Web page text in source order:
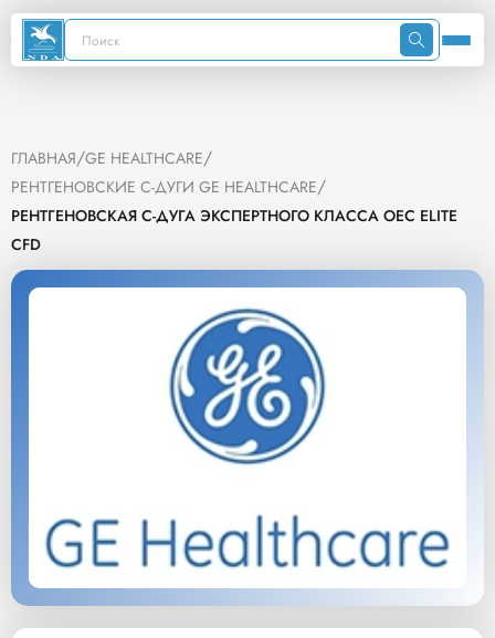
ГЛАВНАЯ/GE HEALTHCARE/
РЕНТГЕНОВСКИЕ С-ДУГИ GE HEALTHCARE/
РЕНТГЕНОВСКАЯ С-ДУГА ЭКСПЕРТНОГО КЛАССА OEC ELITE
CFD